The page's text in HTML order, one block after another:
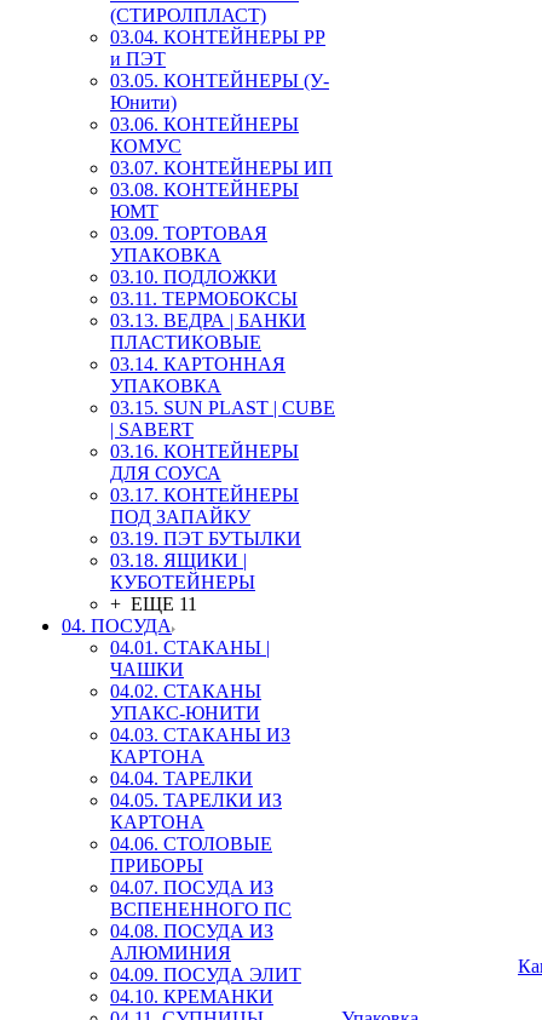
(СТИРОЛПЛАСТ)
03.04. КОНТЕЙНЕРЫ РР
и ПЭТ
03.05. КОНТЕЙНЕРЫ (У-
Юнити)
03.06. КОНТЕЙНЕРЫ
КОМУС
03.07. КОНТЕЙНЕРЫ ИП
03.08. КОНТЕЙНЕРЫ
ЮМТ
03.09. ТОРТОВАЯ
УПАКОВКА
03.10. ПОДЛОЖКИ
03.11. ТЕРМОБОКСЫ
03.13. ВЕДРА | БАНКИ
ПЛАСТИКОВЫЕ
03.14. КАРТОННАЯ
УПАКОВКА
03.15. SUN PLAST | CUBE
| SABERT
03.16. КОНТЕЙНЕРЫ
ДЛЯ СОУСА
03.17. КОНТЕЙНЕРЫ
ПОД ЗАПАЙКУ
03.19. ПЭТ БУТЫЛКИ
03.18. ЯЩИКИ |
КУБОТЕЙНЕРЫ
+ ЕЩЕ 11
04. ПОСУДА
04.01. СТАКАНЫ |
ЧАШКИ
04.02. СТАКАНЫ
УПАКС-ЮНИТИ
04.03. СТАКАНЫ ИЗ
КАРТОНА
04.04. ТАРЕЛКИ
04.05. ТАРЕЛКИ ИЗ
КАРТОНА
04.06. СТОЛОВЫЕ
ПРИБОРЫ
04.07. ПОСУДА ИЗ
ВСПЕНЕННОГО ПС
04.08. ПОСУДА ИЗ
АЛЮМИНИЯ
04.09. ПОСУДА ЭЛИТ
04.10. КРЕМАНКИ